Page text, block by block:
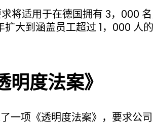
将适用于在德国拥有 3，000
大到涵盖员工超过 1，000 人的
度法案》
一项《透明度法案》，要求公